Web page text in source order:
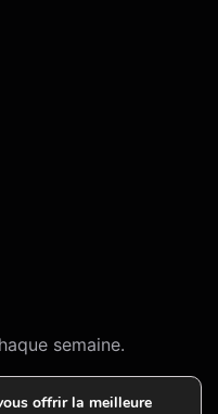
semaine.
offrir la meilleure